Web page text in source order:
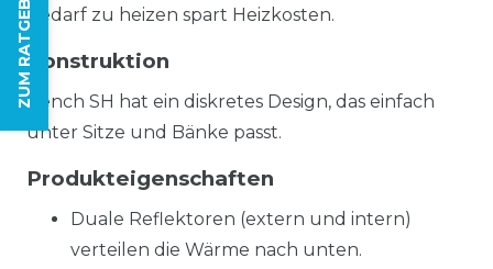
ZUM RATGEBERBedarf zu heizen spart Heizkosten.
Konstruktion
Bench SH hat ein diskretes Design, das einfach
unter Sitze und Bänke passt.
Produkteigenschaften
Duale Reflektoren (extern und intern)
verteilen die Wärme nach unten.